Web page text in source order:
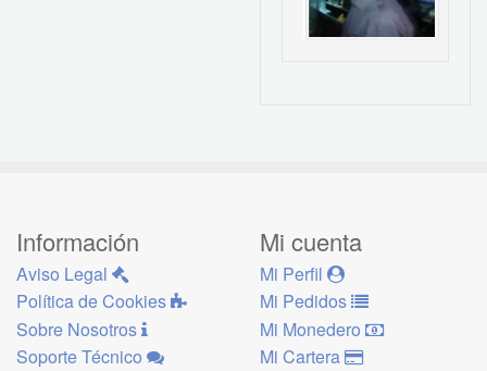
Información
Aviso Legal
Política de Cookies
Sobre Nosotros
Soporte Técnico
Mi cuenta
Mi Perfil
Mi Pedidos
Mi Monedero
Mi Cartera